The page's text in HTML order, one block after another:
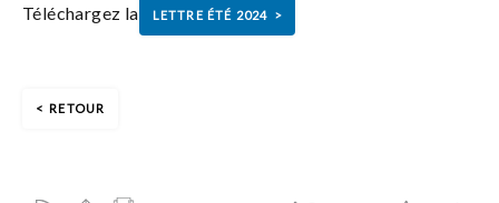
Téléchargez la LETTRE ÉTÉ 2024
RETOUR